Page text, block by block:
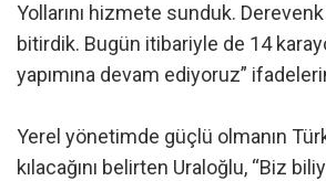
Yollarını hizmete sunduk.
bitirdik. Bugün itibariyle de 14
yapımına devam ediyoruz”
Yerel yönetimde güçlü olmanın
kılacağını belirten Uraloğlu, “Biz